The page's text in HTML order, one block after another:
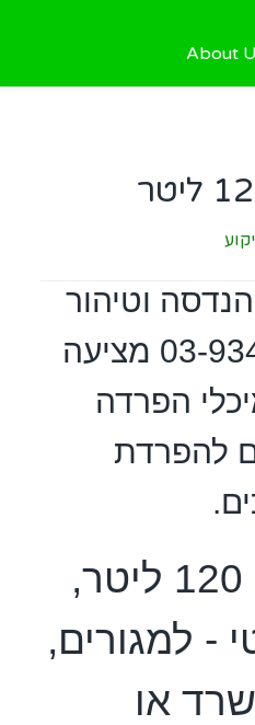
About
וטיהור
מים' טל. 03-9341169 מציעה
הפרדה
להפרדת
מיכל הפרדה 120 ליטר,
- למגורים,
או